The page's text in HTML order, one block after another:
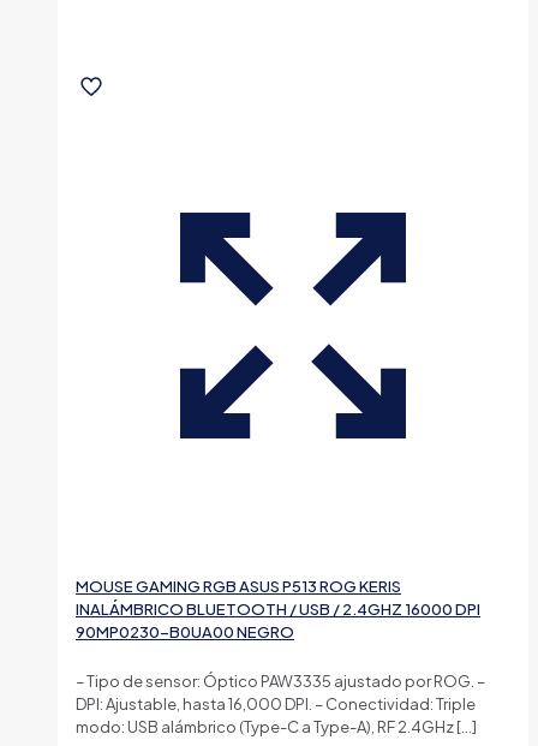
MOUSE GAMING RGB ASUS P513 ROG KERIS
INALÁMBRICO BLUETOOTH / USB / 2.4GHZ 16000 DPI
90MP0230-B0UA00 NEGRO
– Tipo de sensor: Óptico PAW3335 ajustado por ROG. –
DPI: Ajustable, hasta 16,000 DPI. – Conectividad: Triple
modo: USB alámbrico (Type-C a Type-A), RF 2.4GHz[…]